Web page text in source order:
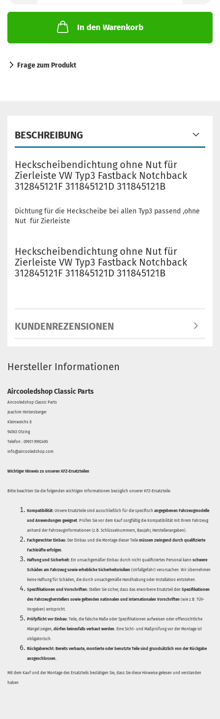
In den Warenkorb
Frage zum Produkt
BESCHREIBUNG
Heckscheibendichtung ohne Nut für
Zierleiste VW Typ3 Fastback Notchback
312845121F 311845121D 311845121B
Dichtung für die Heckscheibe bei allen Typ3 passend ,ohne
Nut für Zierleiste
Heckscheibendichtung ohne Nut für
Zierleiste VW Typ3 Fastback Notchback
312845121F 311845121D 311845121B
KUNDENREZENSIONEN
Hersteller Informationen
Aircooledshop Classic Parts
Aircooledshop Classic Parts
Joachim Hintersberger
Kleinweichs 8
94563 Otzing
Telefon : 09931 9992490
info@aircooledshop.com
Wichtiger Hinweis zu unseren KFZ-Ersatzteilen
Bitte beachten Sie die folgenden wichtigen Informationen bezüglich unserer KFZ-Ersatzteile:
Kompatibilität: Unsere Ersatzteile sind ausschließlich für die spezifisch angegebenen Fahrzeugmodelle
und Anwendungen geeignet. Prüfen Sie vor dem Kauf sorgfältig die Kompatibilität mit Ihrem Fahrzeug
anhand der Fahrzeuginformationen (z.B. Schlüsselnummern, Baujahr, Herstellerangaben).
Fachgerechter Einbau: Der Einbau und die Montage dieser Teile müssen zwingend durch qualifizierte
Fachkräfte erfolgen.
Haftung und Sicherheit: Ein unsachgemäßer Einbau durch nicht qualifiziertes Personal kann schwere
Schäden am Fahrzeug sowie erhebliche Sicherheitsrisiken (Unfallgefahr) verursachen. Wir übernehmen
keine Haftung für Schäden, die durch unsachgemäße Handhabung oder Installation entstehen.
Spezifikationen und Vorschriften: Stellen Sie sicher, dass das erworbene Ersatzteil den Spezifikationen
des Fahrzeugherstellers sowie geltenden nationalen und internationalen Vorschriften (wie z.B. TÜV-
Vorgaben) entspricht.
Prüfpflicht vor Einbau: Teile, die falsche Maße oder Spezifikationen aufweisen oder offensichtliche
Mängel zeigen, dürfen keinesfalls verbaut werden. Eine Sicht- und Maßprüfung vor der Montage ist
obligatorisch.
Rückgaberecht: Bereits verbaute, montierte oder benutzte Teile sind grundsätzlich von der Rückgabe
ausgeschlossen.
Mit dem Kauf und der Montage des Ersatzteils bestätigen Sie, dass Sie diese Hinweise gelesen und verstanden
haben